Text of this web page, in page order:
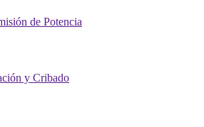
de Potencia
y Cribado